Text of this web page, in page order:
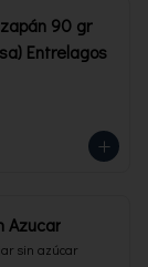
90 gr
Entrelagos
Azucar
sin azúcar